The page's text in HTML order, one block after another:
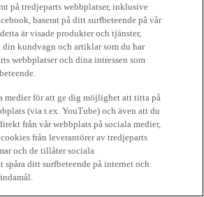
på tredjeparts webbplatser, inklusive
baserat på ditt surfbeteende på vår
är visade produkter och tjänster,
kundvagn och artiklar som du har
webbplatser och dina intressen som
medier för att ge dig möjlighet att titta på
(via t.ex. YouTube) och även att du
från vår webbplats på sociala medier,
från leverantörer av tredjeparts
och de tillåter sociala
spåra ditt surfbeteende på internet och